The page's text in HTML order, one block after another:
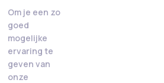
Om je een zo
goed
mogelijke
ervaring te
geven van
onze